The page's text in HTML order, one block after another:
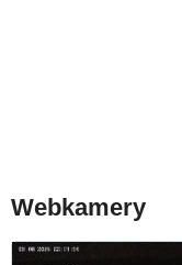
Webkamery